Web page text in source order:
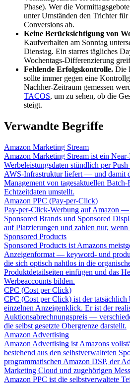
Phase). Wer die
unter Umständen den Trichter für
Conversions ab.
Keine Berücksichtigung von
Kaufverhalten am Sonntag
Dienstag. Ein starres tägliches
Wochentags-Differenzierung
Fehlende Erfolgskontrolle. Die
sollte immer gegen eine
Nachher-Zeitraum gemessen
TACOS, um zu sehen, ob die
steigt.
Verwandte Begriffe
Amazon Marketing Stream
Amazon Marketing Stream ist ein
Werbeleistungsdaten stündlich per
AWS-Infrastruktur liefert — und damit
Management von tagesaktuellen
Echtzeitdaten umstellt.
Amazon PPC (Pay-per-Click)
Pay-per-Click-Werbung auf Amazon —
Sponsored Brands und Sponsored
auf Platzierungen und zahlen nur,
Sponsored Products
Sponsored Products ist Amazons
Anzeigenformat — keyword- und
die sich optisch nahtlos in die
Produktdetailseiten einfügen und das
Werbeaccounts bilden.
CPC (Cost per Click)
CPC (Cost per Click) ist der tatsächlich
einzelnen Anzeigenklick. Er ist der
Auktionsabrechnungspreis —
die selbst gesetzte Obergrenze darstellt.
Amazon Advertising
Amazon Advertising ist Amazons
bestehend aus den selbstverwalteten
programmatischen Amazon DSP, der
Marketing Cloud und zugehörigen
Amazon PPC ist die selbstverwaltete